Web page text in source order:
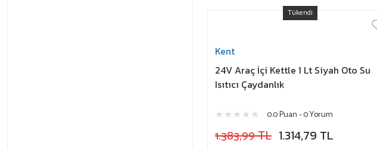
Tükendi
Kent
24V Araç İçi Kettle 1 Lt Siyah Oto Su
Isıtıcı Çaydanlık
0.0 Puan - 0 Yorum
1.383,99 TL 1.314,79 TL